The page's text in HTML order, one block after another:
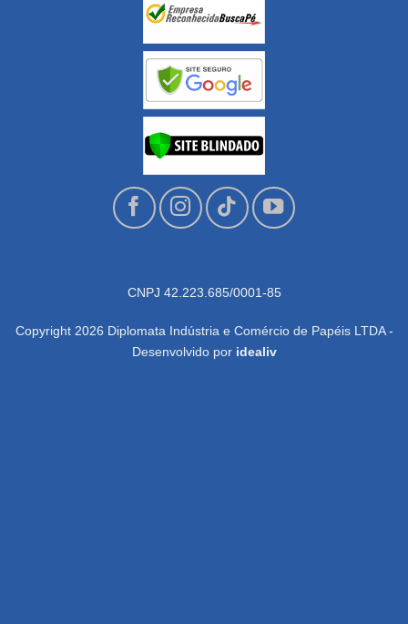
CNPJ 42.223.685/0001-85
Copyright 2026 Diplomata Indústria e Comércio de Papéis LTDA -
Desenvolvido por idealiv